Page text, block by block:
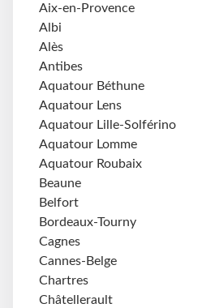
Aix-en-Provence
Albi
Alès
Antibes
Aquatour Béthune
Aquatour Lens
Aquatour Lille-Solférino
Aquatour Lomme
Aquatour Roubaix
Beaune
Belfort
Bordeaux-Tourny
Cagnes
Cannes-Belge
Chartres
Châtellerault